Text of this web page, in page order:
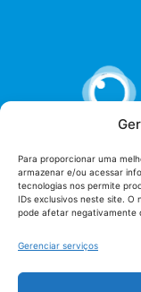
Para proporcionar uma
armazenar e/ou acessar
tecnologias nos permite
IDs exclusivos neste site.
pode afetar negativamente
Gerenciar serviços
União dos
Setor de
Tribunal de